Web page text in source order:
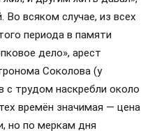
Во всяком случае, из всех
периода в памяти
дело», арест
Соколова (у
с трудом наскребли около
времён значимая — цена
но по меркам дня